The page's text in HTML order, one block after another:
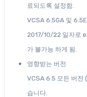
료되도록 설정함.
VCSA 6.5GA 및
2017/10/22 일자로
가 불가능 하게 됨.
영향받는 버전
VCSA 6.5 모든 버전
습니다.